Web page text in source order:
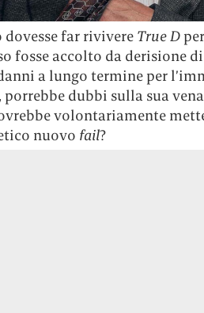
dovesse far rivivere True D
fosse accolto da derisione
a lungo termine per
porrebbe dubbi sulla sua
volontariamente
nuovo fail?